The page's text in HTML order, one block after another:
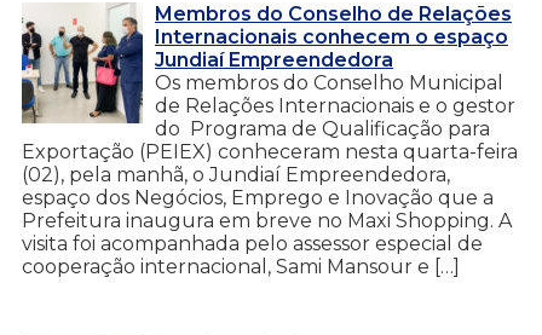
Membros do Conselho de Relações
Internacionais conhecem o espaço
Jundiaí Empreendedora
Os membros do Conselho Municipal
de Relações Internacionais e o gestor
do Programa de Qualificação para
Exportação (PEIEX) conheceram nesta quarta-feira
(02), pela manhã, o Jundiaí Empreendedora,
espaço dos Negócios, Emprego e Inovação que a
Prefeitura inaugura em breve no Maxi Shopping. A
visita foi acompanhada pelo assessor especial de
cooperação internacional, Sami Mansour e […]